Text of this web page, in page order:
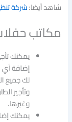
شاهد أيضا:شركة
مكاتب
يمكنك
إضافة أي
لك جميع
وتأجير
وغيرها.
يمكنك